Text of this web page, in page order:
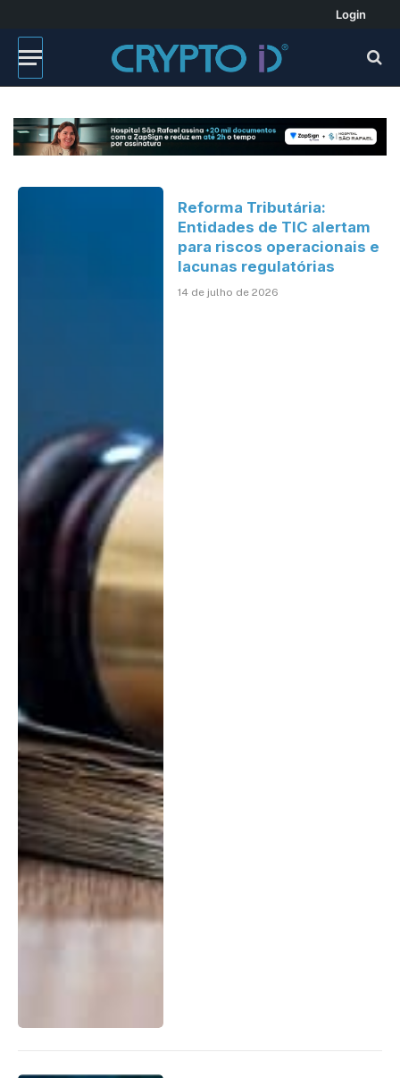
Login
Reforma Tributária:
Entidades de TIC alertam
para riscos operacionais e
lacunas regulatórias
14 de julho de 2026